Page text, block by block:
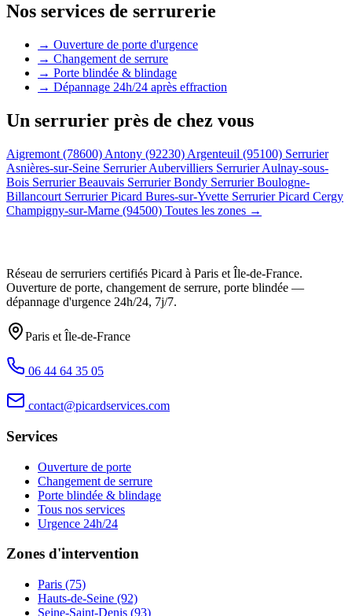
Nos services de serrurerie
→ Ouverture de porte d'urgence
→ Changement de serrure
→ Porte blindée & blindage
→ Dépannage 24h/24 après effraction
Un serrurier près de chez vous
Aigremont (78600) Antony (92230) Argenteuil (95100) Serrurier
Asnières-sur-Seine Serrurier Aubervilliers Serrurier Aulnay-sous-
Bois Serrurier Beauvais Serrurier Bondy Serrurier Boulogne-
Billancourt Serrurier Picard Bures-sur-Yvette Serrurier Picard Cergy
Champigny-sur-Marne (94500) Toutes les zones →
Réseau de serruriers certifiés Picard à Paris et Île-de-France.
Ouverture de porte, changement de serrure, porte blindée —
dépannage d'urgence 24h/24, 7j/7.
Paris et Île-de-France
06 44 64 35 05
contact@picardservices.com
Services
Ouverture de porte
Changement de serrure
Porte blindée & blindage
Tous nos services
Urgence 24h/24
Zones d'intervention
Paris (75)
Hauts-de-Seine (92)
Seine-Saint-Denis (93)